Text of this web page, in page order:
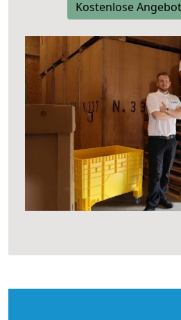
Kostenlose